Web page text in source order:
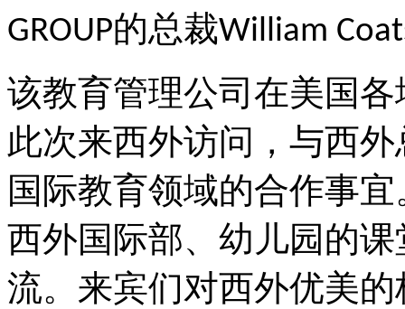
GROUP的总裁William
该教育管理公司在美国
此次来西外访问，与西
国际教育领域的合作事
西外国际部、幼儿园的
流。来宾们对西外优美